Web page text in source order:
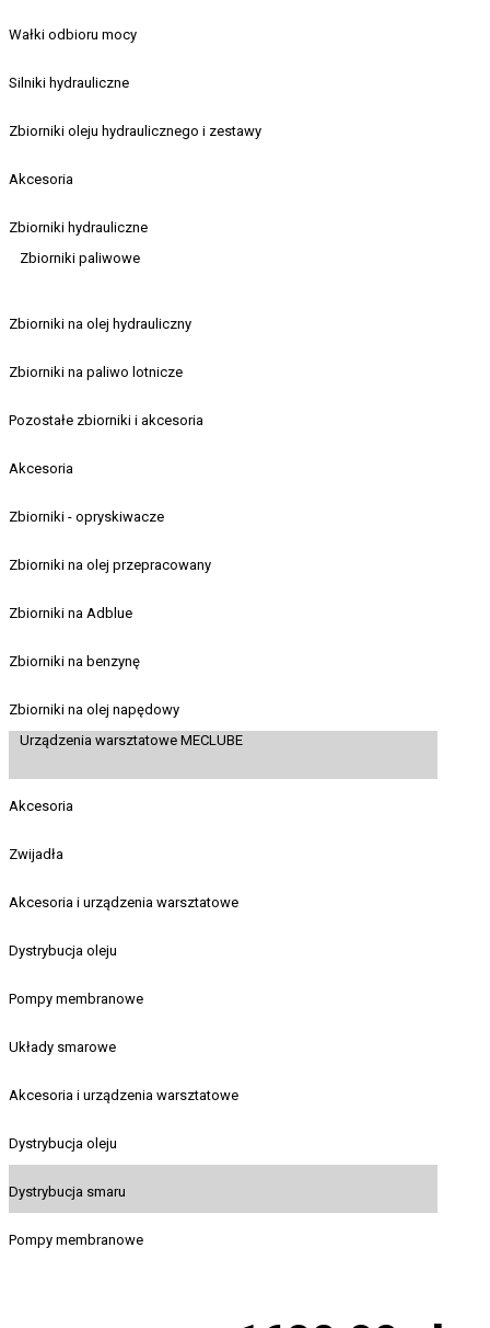
Wałki odbioru mocy
Silniki hydrauliczne
Zbiorniki oleju hydraulicznego i zestawy
Akcesoria
Zbiorniki hydrauliczne
Zbiorniki paliwowe
Zbiorniki na olej hydrauliczny
Zbiorniki na paliwo lotnicze
Pozostałe zbiorniki i akcesoria
Akcesoria
Zbiorniki - opryskiwacze
Zbiorniki na olej przepracowany
Zbiorniki na Adblue
Zbiorniki na benzynę
Zbiorniki na olej napędowy
Urządzenia warsztatowe MECLUBE
Akcesoria
Zwijadła
Akcesoria i urządzenia warsztatowe
Dystrybucja oleju
Pompy membranowe
Układy smarowe
Akcesoria i urządzenia warsztatowe
Dystrybucja oleju
Dystrybucja smaru
Pompy membranowe